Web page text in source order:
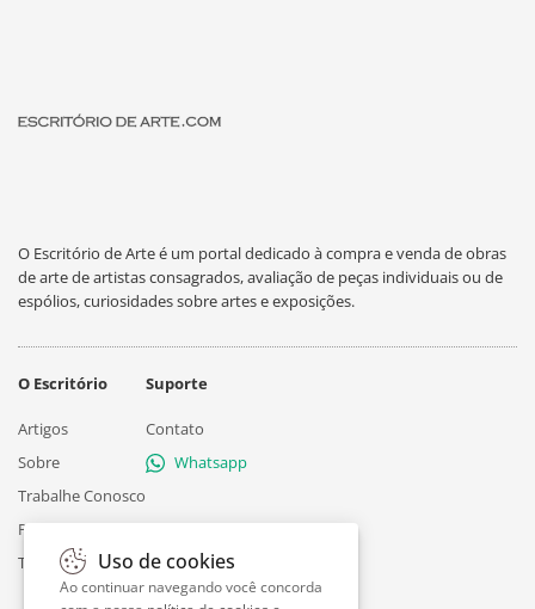
O Escritório de Arte é um portal dedicado à compra e venda de obras
de arte de artistas consagrados, avaliação de peças individuais ou de
espólios, curiosidades sobre artes e exposições.
O Escritório
Artigos
Sobre
Trabalhe Conosco
Privacidade
Termos
Suporte
Contato
Whatsapp
Uso de cookies
Ao continuar navegando você concorda